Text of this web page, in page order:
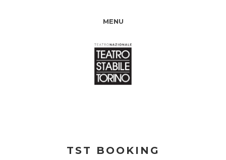
MENU
TST BOOKING